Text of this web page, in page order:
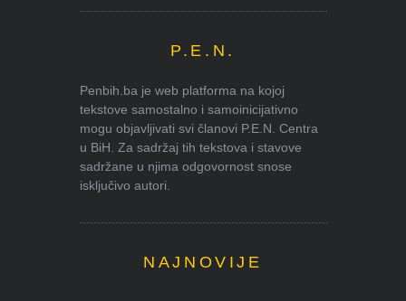
P.E.N.
Penbih.ba je web platforma na kojoj
tekstove samostalno i samoinicijativno
mogu objavljivati svi članovi P.E.N. Centra
u BiH. Za sadržaj tih tekstova i stavove
sadržane u njima odgovornost snose
isključivo autori.
NAJNOVIJE